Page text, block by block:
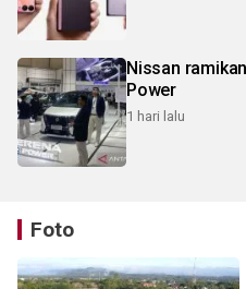
Nissan
Power
1 hari lalu
Foto